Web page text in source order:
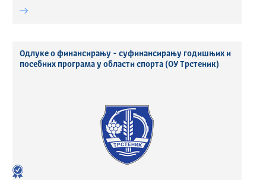
Одлуке о финансирању - суфинансирању годишњих и
посебних програма у области спорта (ОУ Трстеник)